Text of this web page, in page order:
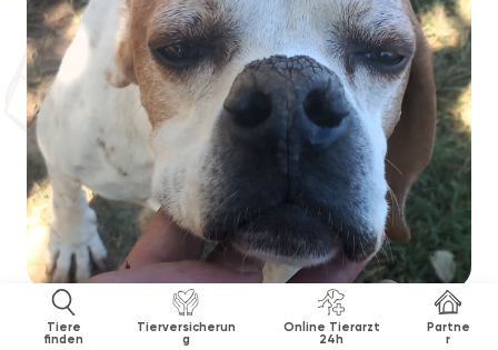
Tiere
finden
Tierversicherun
g
Online Tierarzt
24h
Partne
r